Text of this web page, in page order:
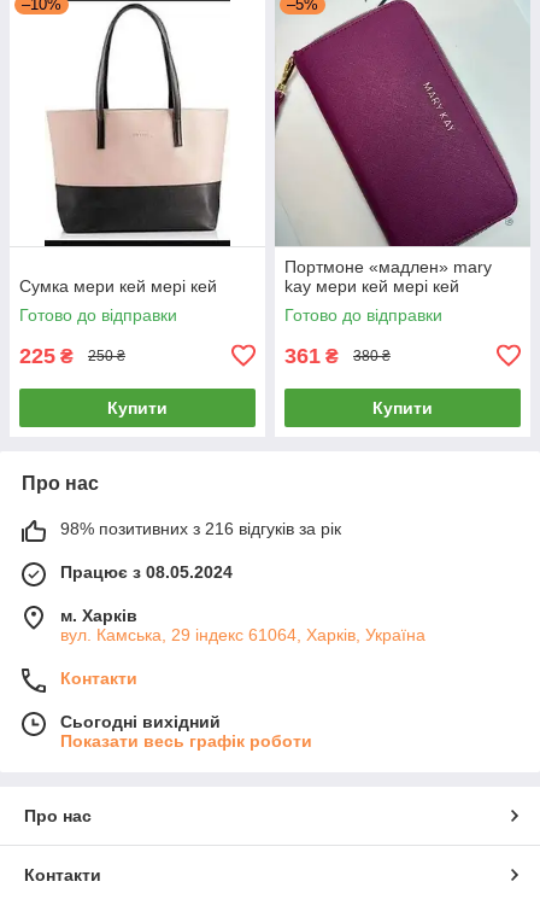
–10%
Сумка мери кей мері кей
Готово до відправки
225 ₴ 250 ₴
Купити
–5%
Портмоне «мадлен» mary
kay мери кей мері кей
Готово до відправки
361 ₴ 380 ₴
Купити
Про нас
98% позитивних з 216 відгуків за рік
Працює з 08.05.2024
м. Харків
вул. Камська, 29 індекс 61064, Харків, Україна
Контакти
Сьогодні вихідний
Показати весь графік роботи
Про нас
Контакти